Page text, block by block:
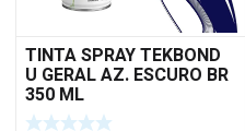
TINTA SPRAY TEKBOND
U GERAL AZ. ESCURO BR
350 ML